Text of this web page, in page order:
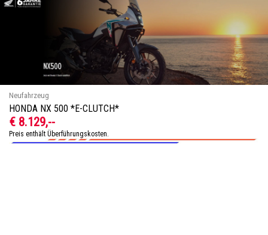
Neufahrzeug
HONDA NX 500 *E-CLUTCH*
€ 8.129,--
Preis enthält Überführungskosten.